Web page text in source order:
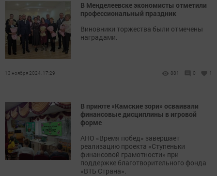
В Менделеевске экономисты отметили
профессиональный праздник
Виновники торжества были отмечены
наградами.
13 ноября 2024, 17:29 881 0 1
В приюте «Камские зори» осваивали
финансовые дисциплины в игровой
форме
АНО «Время побед» завершает
реализацию проекта «Ступеньки
финансовой грамотности» при
поддержке благотворительного фонда
«ВТБ Страна».